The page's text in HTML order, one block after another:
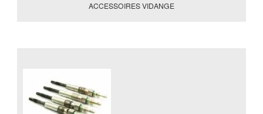
ACCESSOIRES VIDANGE